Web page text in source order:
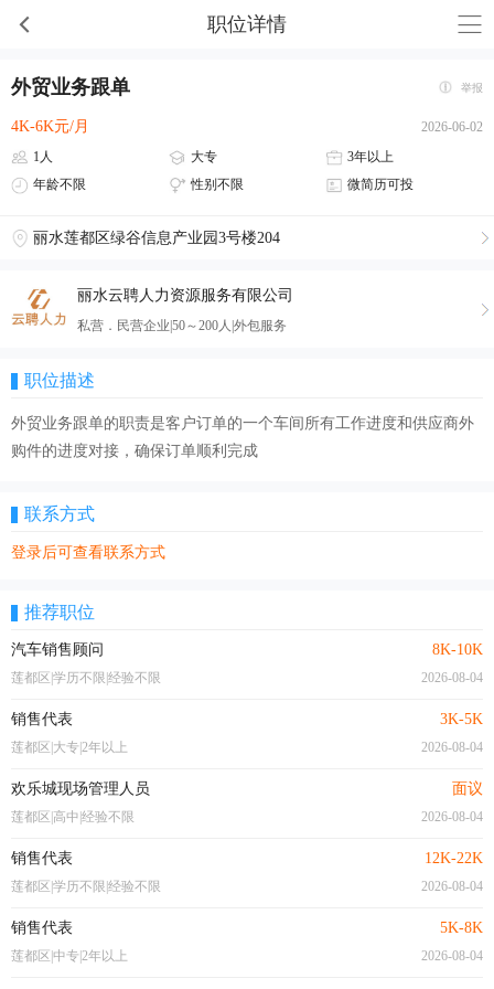
职位详情
外贸业务跟单 举报
4K-6K元/月
2026-06-02
1人
大专
3年以上
年龄不限
性别不限 微简历可投
丽水莲都区绿谷信息产业园3号楼204
丽水云聘人力资源服务有限公司
私营．民营企业|50～200人|外包服务
职位描述
外贸业务跟单的职责是客户订单的一个车间所有工作进度和供应商外
购件的进度对接，确保订单顺利完成
联系方式
登录后可查看联系方式
推荐职位
汽车销售顾问 8K-10K
莲都区|学历不限|经验不限 2026-08-04
销售代表 3K-5K
莲都区|大专|2年以上 2026-08-04
欢乐城现场管理人员 面议
莲都区|高中|经验不限 2026-08-04
销售代表 12K-22K
莲都区|学历不限|经验不限 2026-08-04
销售代表 5K-8K
莲都区|中专|2年以上 2026-08-04